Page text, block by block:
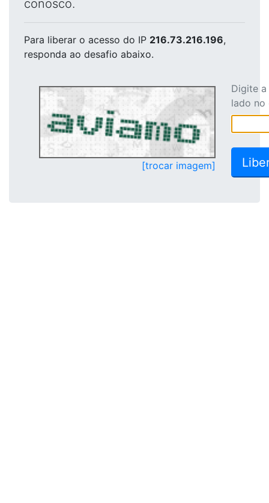
conosco.
Para liberar o acesso do IP 216.73.216.196,
responda ao desafio abaixo.
[trocar imagem]
Digite
lado no